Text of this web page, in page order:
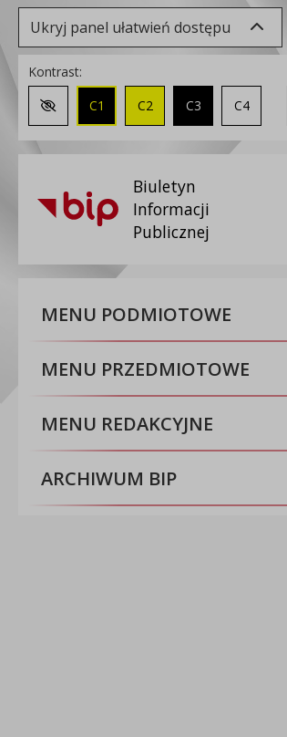
Ukryj panel ułatwień dostępu
Kontrast:
Zmień kontrast na domyślny
C1 C2 C3 C4
Biuletyn
Informacji
Publicznej
MENU PODMIOTOWE
MENU PRZEDMIOTOWE
MENU REDAKCYJNE
ARCHIWUM BIP